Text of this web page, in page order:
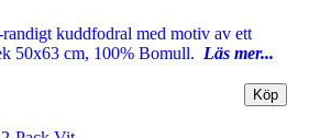
kuddfodral med motiv av ett
50x63 cm, 100% Bomull. Läs mer...